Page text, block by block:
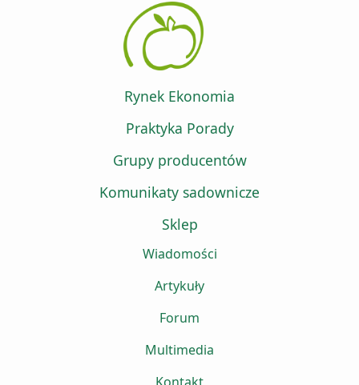
Rynek Ekonomia
Praktyka Porady
Grupy producentów
Komunikaty sadownicze
Sklep
Wiadomości
Artykuły
Forum
Multimedia